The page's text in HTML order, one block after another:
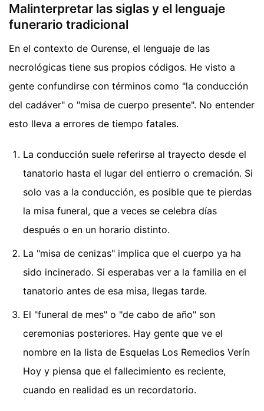
Malinterpretar las siglas y el lenguaje
funerario tradicional
En el contexto de Ourense, el lenguaje de las
necrológicas tiene sus propios códigos. He visto a
gente confundirse con términos como "la conducción
del cadáver" o "misa de cuerpo presente". No entender
esto lleva a errores de tiempo fatales.
La conducción suele referirse al trayecto desde el
tanatorio hasta el lugar del entierro o cremación. Si
solo vas a la conducción, es posible que te pierdas
la misa funeral, que a veces se celebra días
después o en un horario distinto.
La "misa de cenizas" implica que el cuerpo ya ha
sido incinerado. Si esperabas ver a la familia en el
tanatorio antes de esa misa, llegas tarde.
El "funeral de mes" o "de cabo de año" son
ceremonias posteriores. Hay gente que ve el
nombre en la lista de Esquelas Los Remedios Verín
Hoy y piensa que el fallecimiento es reciente,
cuando en realidad es un recordatorio.